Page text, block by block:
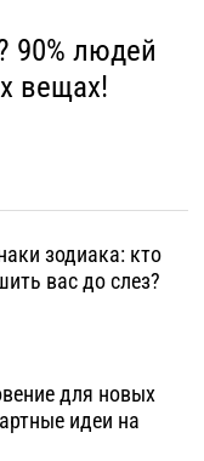
90% людей
вещах!
зодиака: кто
вас до слез?
для новых
идеи на